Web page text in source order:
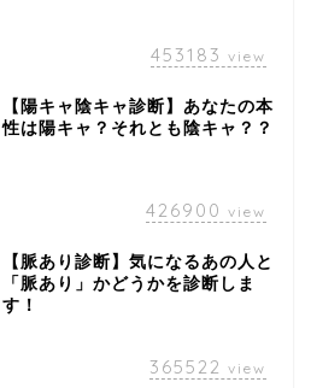
453183 view
【陽キャ陰キャ診断】あなたの本
性は陽キャ？それとも陰キャ？？
426900 view
【脈あり診断】気になるあの人と
「脈あり」かどうかを診断しま
す！
365522 view